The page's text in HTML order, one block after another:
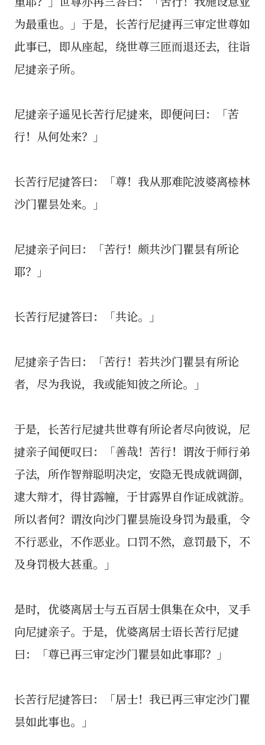
为最重也。」于是，长苦行尼揵再三审定世尊如
此事已，即从座起，绕世尊三匝而退还去，往诣
尼揵亲子所。
尼揵亲子遥见长苦行尼揵来，即便问曰：「苦
行！从何处来？」
长苦行尼揵答曰：「尊！我从那难陀波婆离㮈林
沙门瞿昙处来。」
尼揵亲子问曰：「苦行！颇共沙门瞿昙有所论
耶？」
长苦行尼揵答曰：「共论。」
尼揵亲子告曰：「苦行！若共沙门瞿昙有所论
者，尽为我说，我或能知彼之所论。」
于是，长苦行尼揵共世尊有所论者尽向彼说，尼
揵亲子闻便叹曰：「善哉！苦行！谓汝于师行弟
子法，所作智辩聪明决定，安隐无畏成就调御，
逮大辩才，得甘露幢，于甘露界自作证成就游。
所以者何？谓汝向沙门瞿昙施设身罚为最重，令
不行恶业，不作恶业。口罚不然，意罚最下，不
及身罚极大甚重。」
是时，优婆离居士与五百居士俱集在众中，叉手
向尼揵亲子。于是，优婆离居士语长苦行尼揵
曰：「尊已再三审定沙门瞿昙如此事耶？」
长苦行尼揵答曰：「居士！我已再三审定沙门瞿
昙如此事也。」